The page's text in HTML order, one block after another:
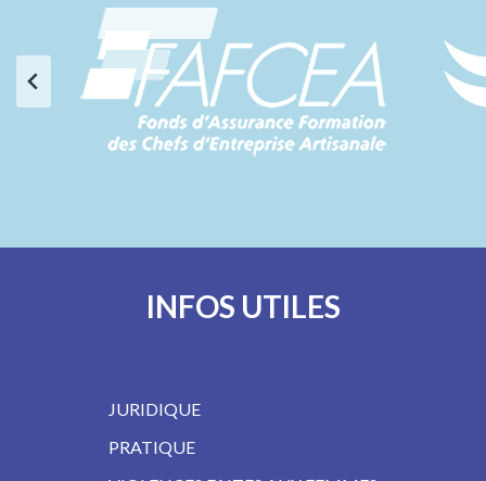
INFOS UTILES
JURIDIQUE
PRATIQUE